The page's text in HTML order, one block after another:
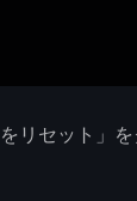
セット」